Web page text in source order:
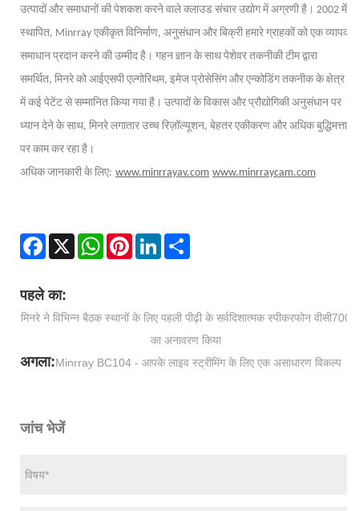
उत्पादों और समाधानों की पेशकश करने वाले क्लाउड संचार उद्योग में अग्रणी है। 2002 में
स्थापित, Minrray एकीकृत विनिर्माण, अनुसंधान और बिक्री हमारे ग्राहकों को एक व्यापक
समाधान प्रदान करने की उम्मीद है। गहन ज्ञान के साथ पेशेवर तकनीकी टीम द्वारा
समर्थित, मिनरे को आईएसपी एल्गोरिथम, इमेज प्रोसेसिंग और एन्कोडिंग तकनीक के क्षेत्र
में कई पेटेंट से सम्मानित किया गया है। उत्पादों के विकास और प्रौद्योगिकी अनुसंधान पर
ध्यान देने के साथ, मिनरे लगातार उच्च रिज़ॉल्यूशन, बेहतर एकीकरण और अधिक बुद्धिमत्ता
पर काम कर रहा है।
अधिक जानकारी के लिए: www.minrrayav.com www.minrraycam.com
Facebook
X WhatsAppPinterestLinkedIn
पहले का:
मिनरे ने विभिन्न बैठक स्थानों के लिए पहली पीढ़ी के सर्वदिशात्मक स्पीकरफोन वीसी700
का अनावरण किया
अगला:Minrray BC104 - आपके लाइव स्ट्रीमिंग के लिए एक असाधारण विकल्प
जांच भेजें